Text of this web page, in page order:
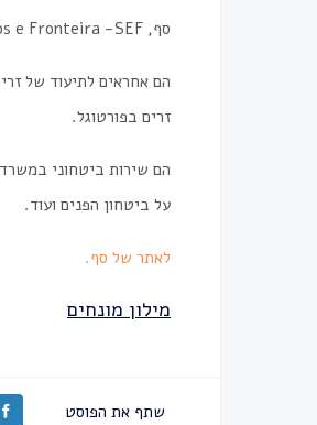
סף, Serviço de Estrangeiros e Fronteira -SEF, הוא סוכנות ההגירה ושירות הגבולות של פורטוגל.
זרים בפורטוגל.
הם שירות ביטחוני
על ביטחון הפנים ועוד.
לאתר של סף.
מילון מונחים
שתף את הפוסט